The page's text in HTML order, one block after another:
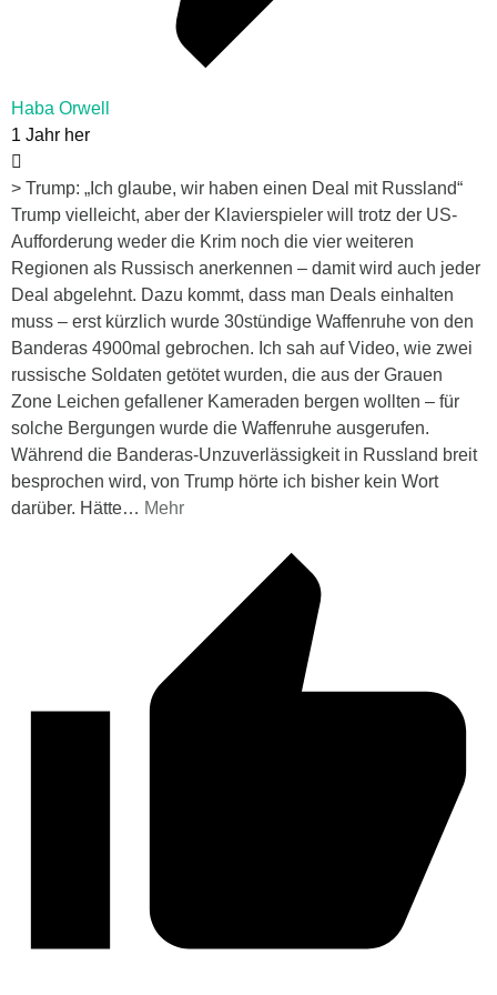
Haba Orwell
1 Jahr her
> Trump: „Ich glaube, wir haben einen Deal mit Russland“
Trump vielleicht, aber der Klavierspieler will trotz der US-
Aufforderung weder die Krim noch die vier weiteren
Regionen als Russisch anerkennen – damit wird auch jeder
Deal abgelehnt. Dazu kommt, dass man Deals einhalten
muss – erst kürzlich wurde 30stündige Waffenruhe von den
Banderas 4900mal gebrochen. Ich sah auf Video, wie zwei
russische Soldaten getötet wurden, die aus der Grauen
Zone Leichen gefallener Kameraden bergen wollten – für
solche Bergungen wurde die Waffenruhe ausgerufen.
Während die Banderas-Unzuverlässigkeit in Russland breit
besprochen wird, von Trump hörte ich bisher kein Wort
darüber. Hätte… Mehr